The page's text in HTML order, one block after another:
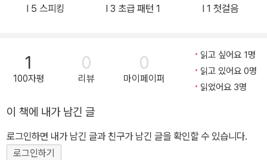
복적으로 트레이닝한다
l 5 스피킹
l 3 초급 패턴 1
l 1 첫걸음
1
100자평
0
리뷰
0
마이페이퍼
읽고 싶어요 1명
읽고 있어요 0명
읽었어요 3명
이 책에 내가 남긴 글
로그인하면 내가 남긴 글과 친구가 남긴 글을 확인할 수 있습니다.
로그인하기